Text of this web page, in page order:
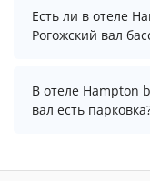
Заезд возможен
осуществить до
Есть ли в отеле
Рогожский вал
В отеле Hampton
бассейна.
В отеле Hampton
вал есть